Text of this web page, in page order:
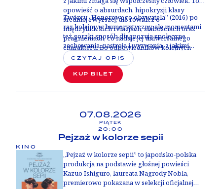
opowieść o absurdach, hipokryzji klasy
średniej i wyższej, ale również o
międzyludzkich relacjach, słabościach oraz
pragnieniach, co nadaje jej uniwersalnego
charakteru. Bo odpowiedników kolejnych
postaci, w których rolę wciela się Francella,
szukać można pod każdą długością i
szerokością geograficzną.
Twórcy „Honorowego obywatela” (2016) po
raz kolejny w humorystyczny, ale momentami
też gorzki sposób diagnozują społeczne
zachowania, nastroje i wyzwania, z jakimi
zmagamy się w dzisiejszej rzeczywistości na
całym świecie. Ich najnowszy film to
uniwersalna opowieść i celny portret
ludzkiego gatunku - nie tylko
Argentyńczyków.
CZYTAJ OPIS
KUP BILET
07.08.2026
PIĄTEK
20:00
Pejzaż w kolorze sepii
KINO
„Pejzaż w kolorze sepii” to japońsko-polska
produkcja na podstawie głośnej powieści
Kazuo Ishiguro, laureata Nagrody Nobla,
premierowo pokazana w selekcji oficjalnej